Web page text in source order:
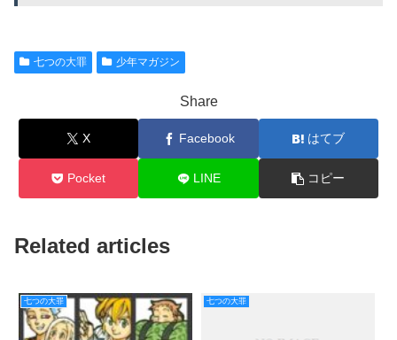
七つの大罪 少年マガジン
Share
X Facebook はてブ
Pocket LINE コピー
Related articles
七つの大罪 七つの大罪